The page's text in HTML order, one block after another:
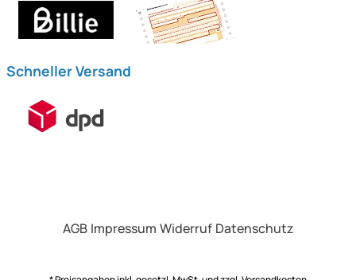
Schneller Versand
AGB Impressum Widerruf Datenschutz